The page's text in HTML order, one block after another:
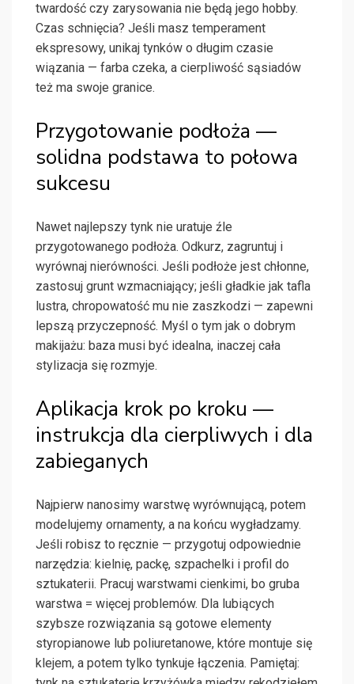
twardość czy zarysowania nie będą jego hobby.
Czas schnięcia? Jeśli masz temperament
ekspresowy, unikaj tynków o długim czasie
wiązania — farba czeka, a cierpliwość sąsiadów
też ma swoje granice.
Przygotowanie podłoża —
solidna podstawa to połowa
sukcesu
Nawet najlepszy tynk nie uratuje źle
przygotowanego podłoża. Odkurz, zagruntuj i
wyrównaj nierówności. Jeśli podłoże jest chłonne,
zastosuj grunt wzmacniający; jeśli gładkie jak tafla
lustra, chropowatość mu nie zaszkodzi — zapewni
lepszą przyczepność. Myśl o tym jak o dobrym
makijażu: baza musi być idealna, inaczej cała
stylizacja się rozmyje.
Aplikacja krok po kroku —
instrukcja dla cierpliwych i dla
zabieganych
Najpierw nanosimy warstwę wyrównującą, potem
modelujemy ornamenty, a na końcu wygładzamy.
Jeśli robisz to ręcznie — przygotuj odpowiednie
narzędzia: kielnię, packę, szpachelki i profil do
sztukaterii. Pracuj warstwami cienkimi, bo gruba
warstwa = więcej problemów. Dla lubiących
szybsze rozwiązania są gotowe elementy
styropianowe lub poliuretanowe, które montuje się
klejem, a potem tylko tynkuje łączenia. Pamiętaj: